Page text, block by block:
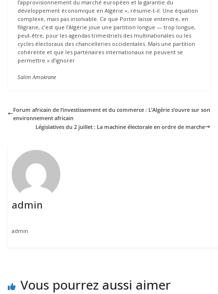
l’approvisionnement du marché européen et la garantie du
développement économique en Algérie », résume-t-il. Une équation
complexe, mais pas insolvable. Ce que Porter laisse entendre, en
filigrane, c’est que l’Algérie joue une partition longue — trop longue,
peut-être, pour les agendas trimestriels des multinationales ou les
cycles électoraux des chancelleries occidentales. Mais une partition
cohérente et que les partenaires internationaux ne peuvent se
permettre « d’ignorer
Salim Amokrane
Forum africain de l’investissement et du commerce : L’Algérie s’ouvre sur son
environnement africain
Législatives du 2 juillet : La machine électorale en ordre de marche
admin
admin
Vous pourrez aussi aimer